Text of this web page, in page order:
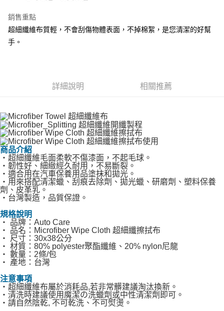
台灣樂天信用卡公司
相關說明
【關於「AFTEE先享後付」】
AFTEE先享後付是「在收到商品之後才付款」的支付方式。 讓您購物簡單
結帳頁面，進行簡訊認證並確認金額後，即可完成結帳。
２．訂單成立數日內，您將收到繳費通知簡訊。
３．收到繳費通知簡訊後14天內，點擊此簡訊中的連結，可透過四大超商／
ATM／網路銀行／等多元方式進行付款，方視為交易完成。
※ 請注意：結帳手續完成當下不需立刻繳費，但若您需要取消訂單，請聯絡
購買商品的店家。未經商家同意取消之訂單仍視為有效，需透過AFTEE先享
後付繳納相關費用。
※ 交易是否成功請以「AFTEE先享後付 」之結帳頁面顯示為準，若有關於
是否繳費成功／繳費後需取消欲退款等相關疑問，請聯繫「AFTEE先享後付
客戶支援中心」https://netprotections.freshdesk.com/support/home
【注意事項】
１．透過由恩沛科技股份有限公司提供之「AFTEE先享後付」服務完成之交
易，需依本服務之必要範圍內提供個人資料，並將交易相關給付款項請求債
權轉讓予恩沛科技股份有限公司。
２．關於個人資料處理事宜，請瀏覽以下網址：
https://aftee.tw/terms/#terms3
３．未成年的使用者請事先徵得法定代理人或監護人之同意方可使用
「AFTEE先享後付」，若未經同意申辦者引起之損失，本公司不負相關責
任。
４．使用「AFTEE先享後付」時，將依據個別帳號之用戶狀況，依本公司即
時審查核予不同之上限額度；若仍有額度不足之情形，本公司將視審查結果
ATM付款
付款後全家取貨
每筆NT$55，滿NT$490(含以上)免運費
離島取貨加價40元
每筆NT$60，滿NT$800(含以上)免運費
離島取貨加價40
每筆NT$55，滿NT$800(含以上)免運費
宅配(快速到貨)
每筆NT$100，滿NT$1,200(含以上)免運費
宅配(外島)
每筆NT$300
付款後門市自取
免運費
國際宅配-直送海外
銷售重點
超細纖維布質輕，不會刮傷物體表面，不掉棉絮，是您清潔的好幫
手。
詳細說明 相關推薦
商品介紹
‧超細纖維毛面柔軟不傷漆面，不起毛球。
‧韌性好、細緻經久耐用，不易斷裂。
‧適合用在汽車保養用品塗抹和拋光。
‧用來搭配清潔蠟、刮痕去除劑、拋光蠟、研磨劑、塑料保養
劑、皮革乳。
‧台灣製造，品質保證。
規格說明
‧ 品牌：Auto Care
‧ 品名：Microfiber Wipe Cloth 超細纖擦拭布
‧ 尺寸：30x38公分
‧ 材質：80% polyester聚酯纖維、20% nylon尼龍
‧ 數量：2條/包
‧ 產地：台灣
注意事項
‧超細纖維布屬於消耗品,若非常髒建議淘汰換新。
‧清洗時建議使用魔潔の洗蠟劑或中性清潔劑即可。
‧請自然陰乾, 不可乾洗、不可熨燙。